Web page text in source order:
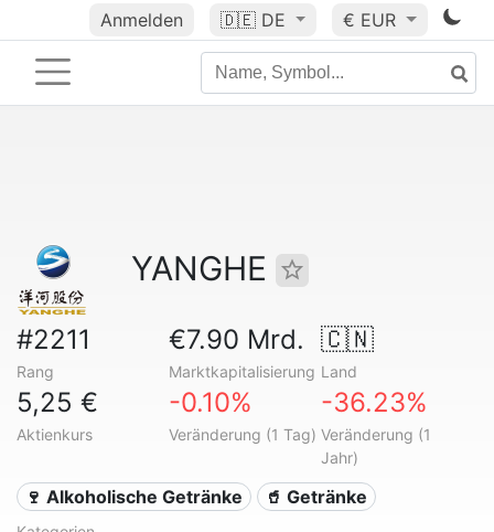
Anmelden 🇩🇪 DE € EUR
YANGHE
#2211
Rang
€7.90 Mrd.
Marktkapitalisierung
🇨🇳
Land
5,25 €
Aktienkurs
-0.10%
Veränderung (1 Tag)
-36.23%
Veränderung (1
Jahr)
🍷 Alkoholische Getränke 🥤 Getränke